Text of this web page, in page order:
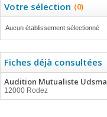
Votre sélection (0)
Aucun établissement sélectionné
Fiches déjà consultées
Audition Mutualiste Udsma
12000 Rodez